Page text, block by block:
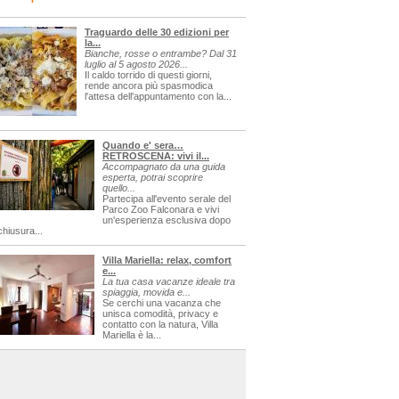
Traguardo delle 30 edizioni per
la...
Bianche, rosse o entrambe? Dal 31
luglio al 5 agosto 2026...
Il caldo torrido di questi giorni,
rende ancora più spasmodica
l'attesa dell'appuntamento con la...
Quando e' sera…
RETROSCENA: vivi il...
Accompagnato da una guida
esperta, potrai scoprire
quello...
Partecipa all'evento serale del
Parco Zoo Falconara e vivi
un'esperienza esclusiva dopo
Villa Mariella: relax, comfort
e...
La tua casa vacanze ideale tra
spiaggia, movida e...
Se cerchi una vacanza che
unisca comodità, privacy e
contatto con la natura, Villa
Mariella è la...